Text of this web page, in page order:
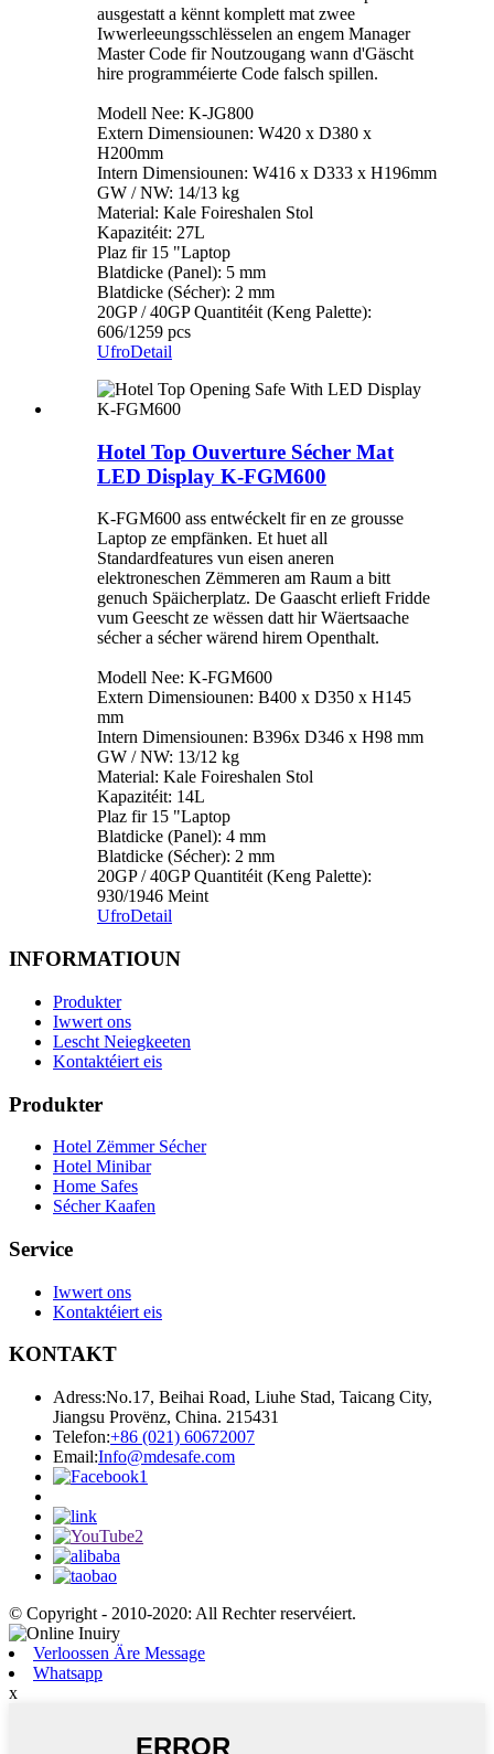
ausgestatt a kënnt komplett mat zwee
Iwwerleeungsschlësselen an engem Manager
Master Code fir Noutzougang wann d'Gäscht
hire programméierte Code falsch spillen.
Modell Nee: K-JG800
Extern Dimensiounen: W420 x D380 x
H200mm
Intern Dimensiounen: W416 x D333 x H196mm
GW / NW: 14/13 kg
Material: Kale Foireshalen Stol
Kapazitéit: 27L
Plaz fir 15 "Laptop
Blatdicke (Panel): 5 mm
Blatdicke (Sécher): 2 mm
20GP / 40GP Quantitéit (Keng Palette):
606/1259 pcs
UfroDetail
Hotel Top Ouverture Sécher Mat
LED Display K-FGM600
K-FGM600 ass entwéckelt fir en ze grousse
Laptop ze empfänken. Et huet all
Standardfeatures vun eisen aneren
elektroneschen Zëmmeren am Raum a bitt
genuch Späicherplatz. De Gaascht erlieft Fridde
vum Geescht ze wëssen datt hir Wäertsaache
sécher a sécher wärend hirem Openthalt.
Modell Nee: K-FGM600
Extern Dimensiounen: B400 x D350 x H145
mm
Intern Dimensiounen: B396x D346 x H98 mm
GW / NW: 13/12 kg
Material: Kale Foireshalen Stol
Kapazitéit: 14L
Plaz fir 15 "Laptop
Blatdicke (Panel): 4 mm
Blatdicke (Sécher): 2 mm
20GP / 40GP Quantitéit (Keng Palette):
930/1946 Meint
UfroDetail
INFORMATIOUN
Produkter
Iwwert ons
Lescht Neiegkeeten
Kontaktéiert eis
Produkter
Hotel Zëmmer Sécher
Hotel Minibar
Home Safes
Sécher Kaafen
Service
Iwwert ons
Kontaktéiert eis
KONTAKT
Adress:No.17, Beihai Road, Liuhe Stad, Taicang City,
Jiangsu Provënz, China. 215431
Telefon:+86 (021) 60672007
Email:Info@mdesafe.com
© Copyright - 2010-2020: All Rechter reservéiert.
Verloossen Äre Message
Whatsapp
x